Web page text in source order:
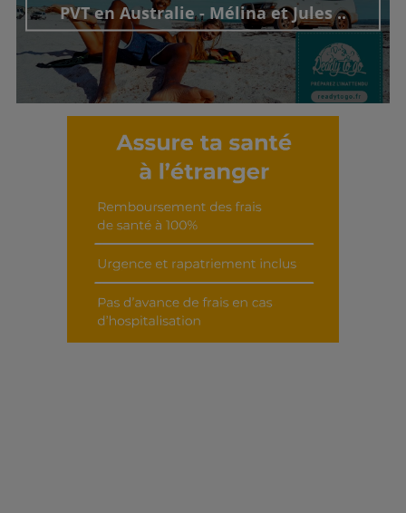
PVT en Australie - Mélina et Jules ..
Découvrir cet interview